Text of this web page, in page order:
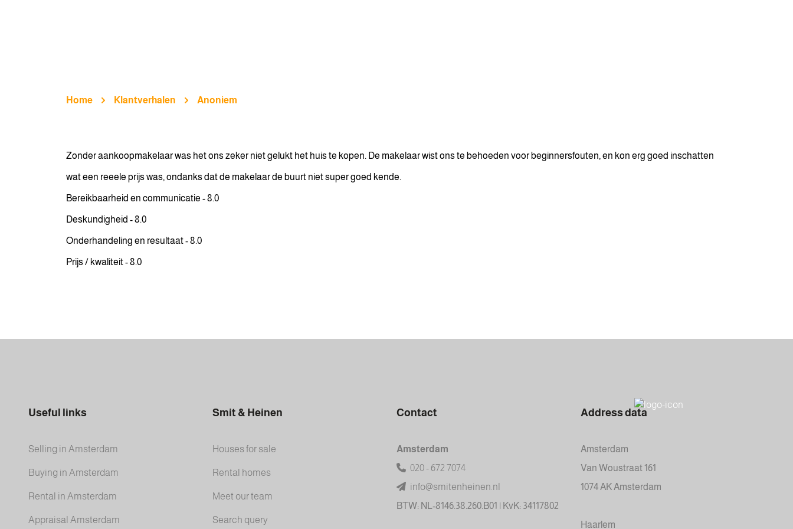
Home Klantverhalen Anoniem
Zonder aankoopmakelaar was het ons zeker niet gelukt het huis te kopen. De makelaar wist ons te behoeden voor beginnersfouten, en kon erg goed inschatten
wat een reeele prijs was, ondanks dat de makelaar de buurt niet super goed kende.
Bereikbaarheid en communicatie - 8.0
Deskundigheid - 8.0
Onderhandeling en resultaat - 8.0
Prijs / kwaliteit - 8.0
Useful links
Selling in Amsterdam
Buying in Amsterdam
Rental in Amsterdam
Appraisal Amsterdam
Smit & Heinen
Houses for sale
Rental homes
Meet our team
Search query
Contact
Amsterdam
020 - 672 7074
info@smitenheinen.nl
BTW: NL-8146.38.260.B01 | KvK: 34117802
Address data
Amsterdam
Van Woustraat 161
1074 AK Amsterdam
Haarlem